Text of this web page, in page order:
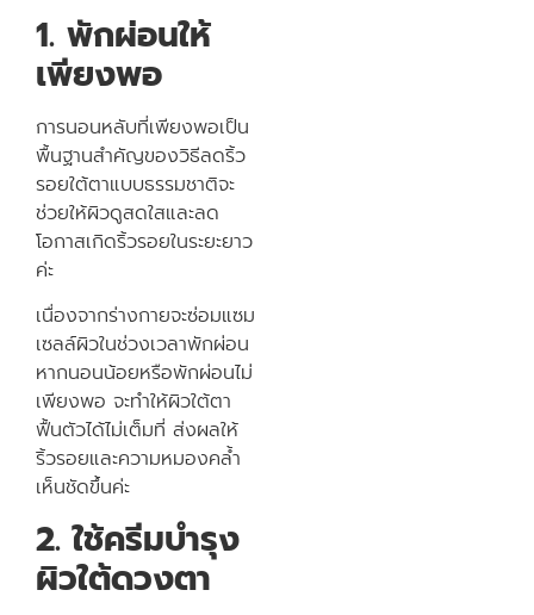
1. พักผ่อนให้
เพียงพอ
การนอนหลับที่เพียงพอเป็น
พื้นฐานสำคัญของวิธีลดริ้ว
รอยใต้ตาแบบธรรมชาติจะ
ช่วยให้ผิวดูสดใสและลด
โอกาสเกิดริ้วรอยในระยะยาว
ค่ะ
เนื่องจากร่างกายจะซ่อมแซม
เซลล์ผิวในช่วงเวลาพักผ่อน
หากนอนน้อยหรือพักผ่อนไม่
เพียงพอ จะทำให้ผิวใต้ตา
ฟื้นตัวได้ไม่เต็มที่ ส่งผลให้
ริ้วรอยและความหมองคล้ำ
เห็นชัดขึ้นค่ะ
2. ใช้ครีมบำรุง
ผิวใต้ดวงตา